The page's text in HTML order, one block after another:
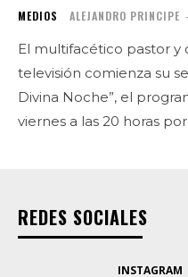
MEDIOS ALEJANDRO PRINCIPE -
El multifacético pastor y
televisión comienza su
Divina Noche”, el
viernes a las 20 horas
REDES SOCIALES
INSTAGRAM